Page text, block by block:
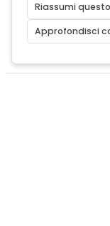
Riassumi
Approfondisci